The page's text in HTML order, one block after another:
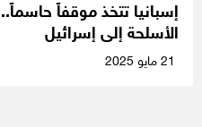
إسبانيا تتخذ موقفاً
الأسلحة إلى إسرائيل